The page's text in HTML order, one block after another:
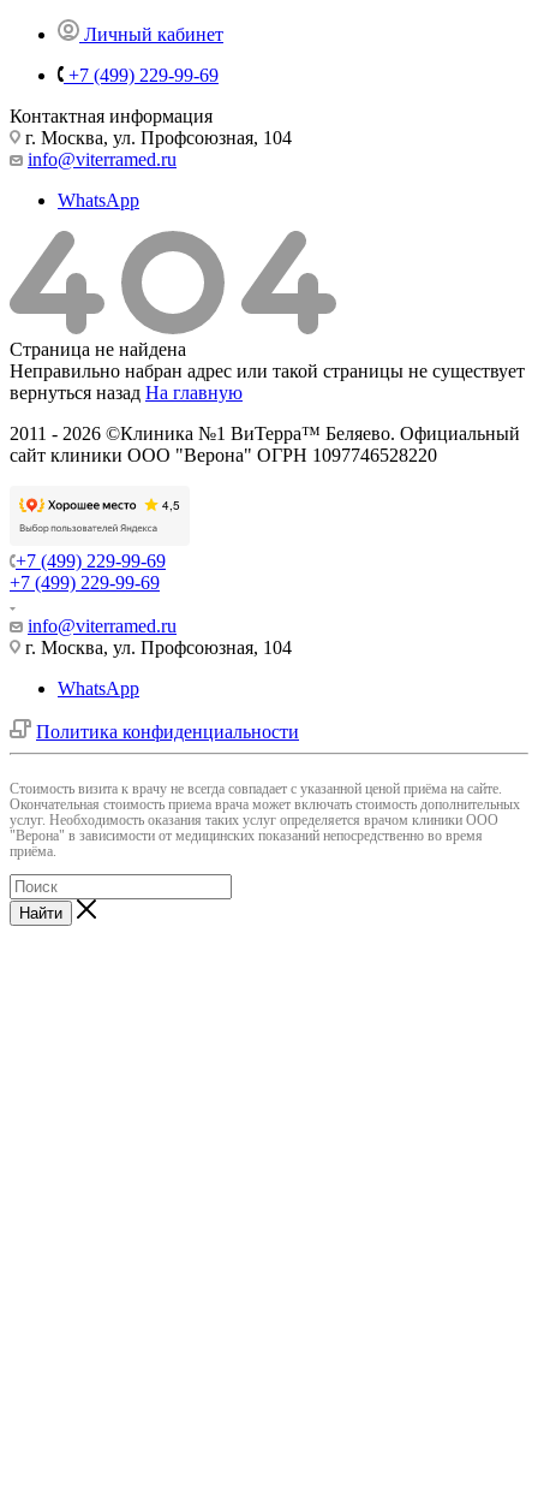
Личный кабинет
+7 (499) 229-99-69
Контактная информация
г. Москва, ул. Профсоюзная, 104
info@viterramed.ru
WhatsApp
Страница не найдена
Неправильно набран адрес или такой страницы не существует
вернуться назад На главную
2011 - 2026 ©Клиника №1 ВиТерра™ Беляево. Официальный
сайт клиники ООО "Верона" ОГРН 1097746528220
+7 (499) 229-99-69
+7 (499) 229-99-69
info@viterramed.ru
г. Москва, ул. Профсоюзная, 104
WhatsApp
Политика конфиденциальности
Cтоимость визита к врачу не всегда совпадает с указанной ценой приёма на сайте.
Окончательная стоимость приема врача может включать стоимость дополнительных
услуг. Необходимость оказания таких услуг определяется врачом клиники ООО
"Верона" в зависимости от медицинских показаний непосредственно во время
приёма.
Найти